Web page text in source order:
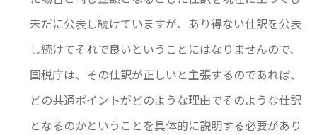
未だに公表し続けていますが、あり得ない仕訳を公表
し続けてそれで良いということにはなりませんので、
国税庁は、その仕訳が正しいと主張するのであれば、
どの共通ポイントがどのような理由でそのような仕訳
となるのかということを具体的に説明する必要があり